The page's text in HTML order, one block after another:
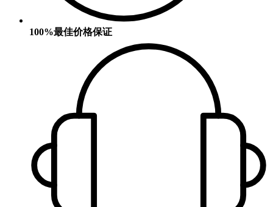
100%最佳价格保证